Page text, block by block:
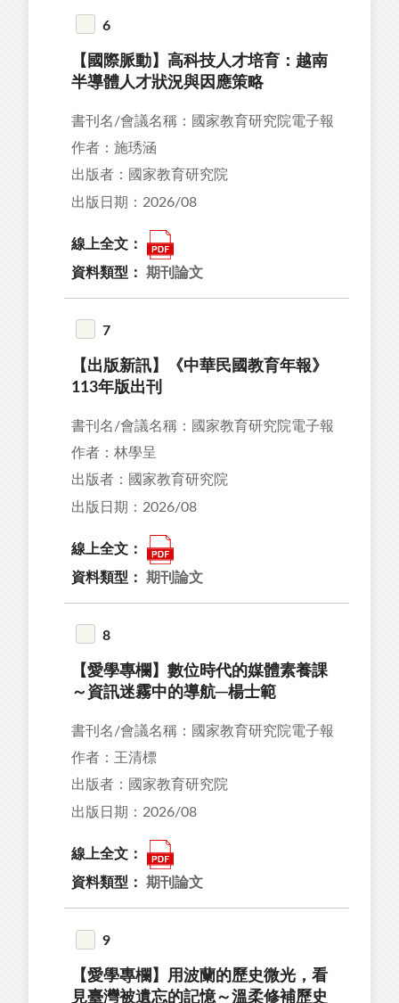
6
【國際脈動】高科技人才培育：越南
半導體人才狀況與因應策略
書刊名/會議名稱：國家教育研究院電子報
作者：施琇涵
出版者：國家教育研究院
出版日期：2026/08
線上全文：
資料類型： 期刊論文
7
【出版新訊】《中華民國教育年報》
113年版出刊
書刊名/會議名稱：國家教育研究院電子報
作者：林學呈
出版者：國家教育研究院
出版日期：2026/08
線上全文：
資料類型： 期刊論文
8
【愛學專欄】數位時代的媒體素養課
～資訊迷霧中的導航─楊士範
書刊名/會議名稱：國家教育研究院電子報
作者：王清標
出版者：國家教育研究院
出版日期：2026/08
線上全文：
資料類型： 期刊論文
9
【愛學專欄】用波蘭的歷史微光，看
見臺灣被遺忘的記憶～溫柔修補歷史